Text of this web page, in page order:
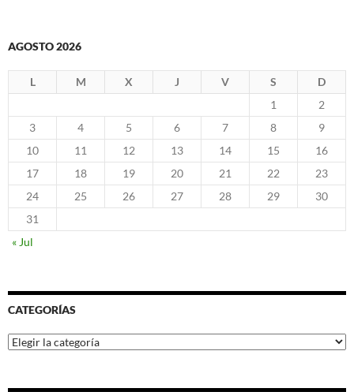
AGOSTO 2026
L M X J V S
D
1
2
3
4 5 6 7 8
9
10
11 12 13 14 15
16
17
18 19 20 21 22
23
24
25 26 27 28 29
30
31
« Jul
CATEGORÍAS
Categorías